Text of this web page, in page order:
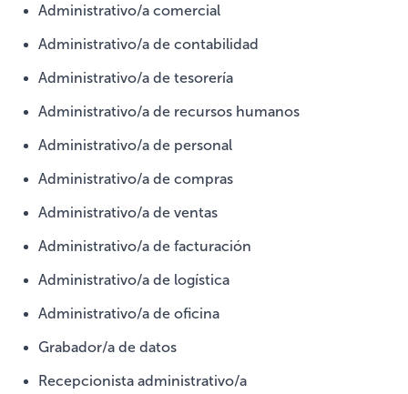
Administrativo/a comercial
Administrativo/a de contabilidad
Administrativo/a de tesorería
Administrativo/a de recursos humanos
Administrativo/a de personal
Administrativo/a de compras
Administrativo/a de ventas
Administrativo/a de facturación
Administrativo/a de logística
Administrativo/a de oficina
Grabador/a de datos
Recepcionista administrativo/a